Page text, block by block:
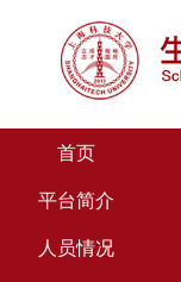
首页
平台简介
人员情况